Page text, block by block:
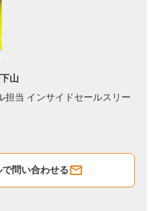
山
当 インサイドセールスリー
で問い合わせる